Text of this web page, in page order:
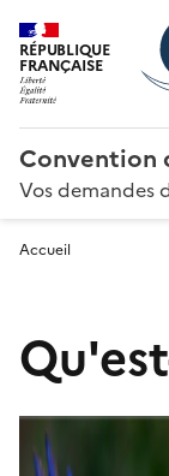
RÉPUBLIQUE
FRANÇAISE
Convention
Vos demandes
Accueil